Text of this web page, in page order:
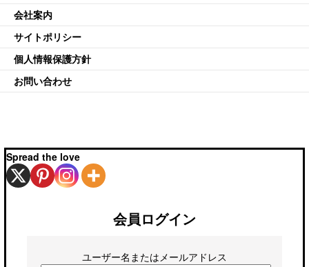
会社案内
サイトポリシー
個人情報保護方針
お問い合わせ
Spread the love
会員ログイン
ユーザー名またはメールアドレス